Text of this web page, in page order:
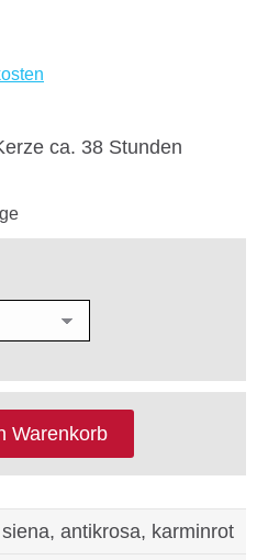
ca. 38 Stunden
Warenkorb
antikrosa, karminrot